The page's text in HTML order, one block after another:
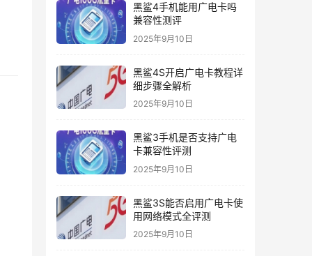
黑鲨4手机能用广电卡吗
兼容性测评
2025年9月10日
黑鲨4S开启广电卡教程详
细步骤全解析
2025年9月10日
黑鲨3手机是否支持广电
卡兼容性评测
2025年9月10日
黑鲨3S能否启用广电卡使
用网络模式全评测
2025年9月10日